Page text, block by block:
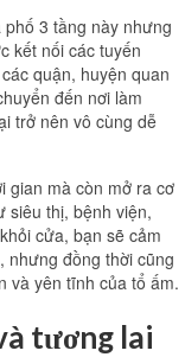
3 tầng này nhưng
kết nối các tuyến
quận, huyện quan
đến nơi làm
trở nên vô cùng dễ
gian mà còn mở ra cơ
siêu thị, bệnh viện,
cửa, bạn sẽ cảm
nhưng đồng thời cũng
và yên tĩnh của tổ ấm.
tương lai